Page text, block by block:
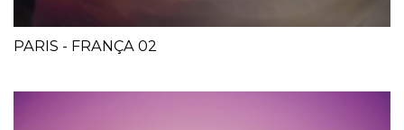
PARIS - FRANÇA 02